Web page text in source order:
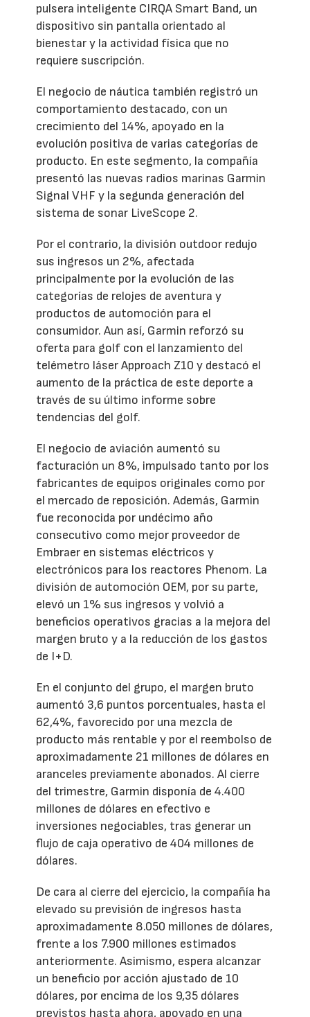
pulsera inteligente CIRQA Smart Band, un
dispositivo sin pantalla orientado al
bienestar y la actividad física que no
requiere suscripción.
El negocio de náutica también registró un
comportamiento destacado, con un
crecimiento del 14%, apoyado en la
evolución positiva de varias categorías de
producto. En este segmento, la compañía
presentó las nuevas radios marinas Garmin
Signal VHF y la segunda generación del
sistema de sonar LiveScope 2.
Por el contrario, la división outdoor redujo
sus ingresos un 2%, afectada
principalmente por la evolución de las
categorías de relojes de aventura y
productos de automoción para el
consumidor. Aun así, Garmin reforzó su
oferta para golf con el lanzamiento del
telémetro láser Approach Z10 y destacó el
aumento de la práctica de este deporte a
través de su último informe sobre
tendencias del golf.
El negocio de aviación aumentó su
facturación un 8%, impulsado tanto por los
fabricantes de equipos originales como por
el mercado de reposición. Además, Garmin
fue reconocida por undécimo año
consecutivo como mejor proveedor de
Embraer en sistemas eléctricos y
electrónicos para los reactores Phenom. La
división de automoción OEM, por su parte,
elevó un 1% sus ingresos y volvió a
beneficios operativos gracias a la mejora del
margen bruto y a la reducción de los gastos
de I+D.
En el conjunto del grupo, el margen bruto
aumentó 3,6 puntos porcentuales, hasta el
62,4%, favorecido por una mezcla de
producto más rentable y por el reembolso de
aproximadamente 21 millones de dólares en
aranceles previamente abonados. Al cierre
del trimestre, Garmin disponía de 4.400
millones de dólares en efectivo e
inversiones negociables, tras generar un
flujo de caja operativo de 404 millones de
dólares.
De cara al cierre del ejercicio, la compañía ha
elevado su previsión de ingresos hasta
aproximadamente 8.050 millones de dólares,
frente a los 7.900 millones estimados
anteriormente. Asimismo, espera alcanzar
un beneficio por acción ajustado de 10
dólares, por encima de los 9,35 dólares
previstos hasta ahora, apoyado en una